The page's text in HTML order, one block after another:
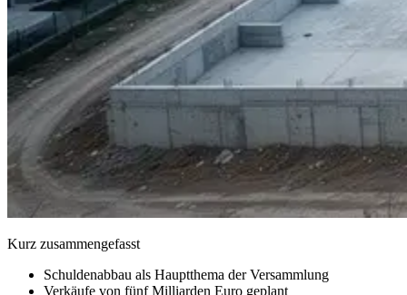
Kurz zusammengefasst
Schuldenabbau als Hauptthema der Versammlung
Verkäufe von fünf Milliarden Euro geplant